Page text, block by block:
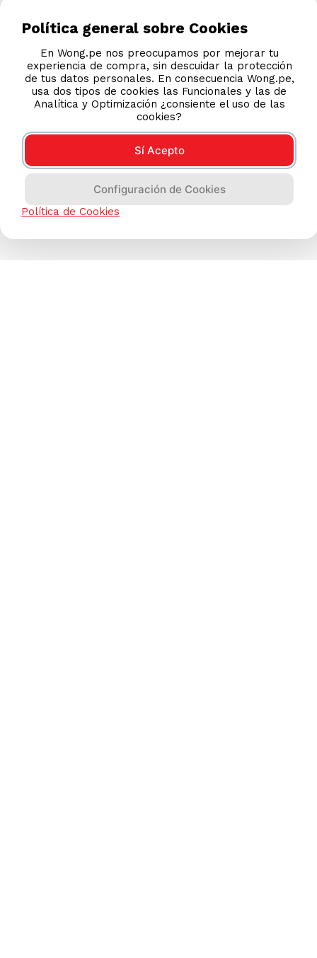
Política general sobre Cookies
En Wong.pe nos preocupamos por mejorar tu
experiencia de compra, sin descuidar la protección
de tus datos personales. En consecuencia Wong.pe,
usa dos tipos de cookies las Funcionales y las de
Analítica y Optimización ¿consiente el uso de las
cookies?
Sí Acepto
Configuración de Cookies
Política de Cookies